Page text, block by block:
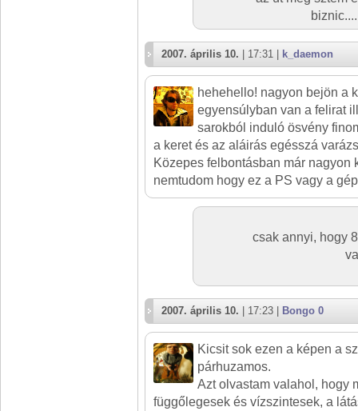
2007. április 10. | 17:31 | k_daemon
hehehello! nagyon bejön a
egyensúlyban van a felirat
sarokból induló ösvény
a keret és az aláirás egésszá
Közepes felbontásban már nagyon
nemtudom hogy ez a PS vagy a
csak annyi, hogy
2007. április 10. | 17:23 | Bongo 0
Kicsit sok ezen a képen a
párhuzamos.
Azt olvastam valahol, hogy
függőlegesek és vízszintesek, a